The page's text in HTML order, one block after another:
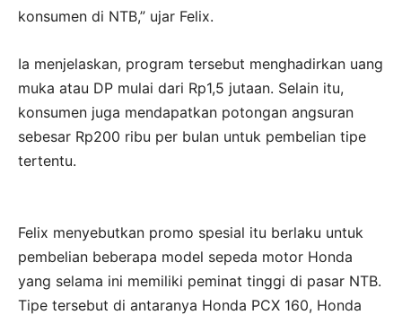
konsumen di NTB,” ujar Felix.
Ia menjelaskan, program tersebut menghadirkan uang
muka atau DP mulai dari Rp1,5 jutaan. Selain itu,
konsumen juga mendapatkan potongan angsuran
sebesar Rp200 ribu per bulan untuk pembelian tipe
tertentu.
Felix menyebutkan promo spesial itu berlaku untuk
pembelian beberapa model sepeda motor Honda
yang selama ini memiliki peminat tinggi di pasar NTB.
Tipe tersebut di antaranya Honda PCX 160, Honda